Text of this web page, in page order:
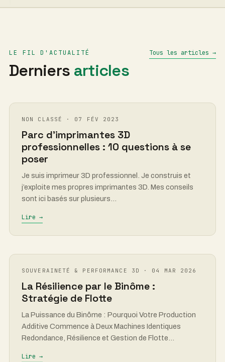
LE FIL D'ACTUALITÉ
Derniers articles
Tous les articles →
NON CLASSÉ · 07 FÉV 2023
Parc d’imprimantes 3D
professionnelles : 10 questions à se
poser
Je suis imprimeur 3D professionnel. Je construis et
j’exploite mes propres imprimantes 3D. Mes conseils
sont ici basés sur plusieurs…
Lire →
SOUVERAINETÉ & PERFORMANCE 3D · 04 MAR 2026
La Résilience par le Binôme :
Stratégie de Flotte
La Puissance du Binôme : Pourquoi Votre Production
Additive Commence à Deux Machines Identiques
Redondance, Résilience et Gestion de Flotte…
Lire →